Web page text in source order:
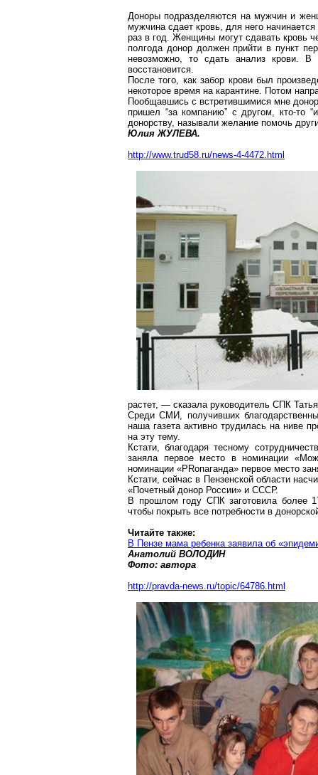
Доноры подразделяются на мужчин и
мужчина сдает кровь, для него
раз в год. Женщины могут сдавать кровь
полгода донор должен прийти в пункт
невозможно, то сдать анализ крови.
восстановится.
После того, как забор крови был
некоторое время на карантине. Потом
Пообщавшись с встретившимися мне
пришел “за компанию” с другом, кто-то
донорству, называли желание помочь
Юлия ЖУЛЕВА.
http://www.trud58.ru/news-4-4472.html
растет, — сказала руководитель СПК
Среди СМИ, получивших
наша газета активно трудилась на ниве
на эту тему.
Кстати, благодаря тесному
заняла первое место в номинации
номинации «PRопаганда» первое место
Кстати, сейчас в Пензенской области
«Почетный донор России» и СССР.
В прошлом году СПК заготовила более
чтобы покрыть все потребности в
Читайте также:
В Пензе мама ребенка заявила об
Анатолий ВОЛОДИН
Фото: автора
http://pravda-news.ru/topic/64786.html